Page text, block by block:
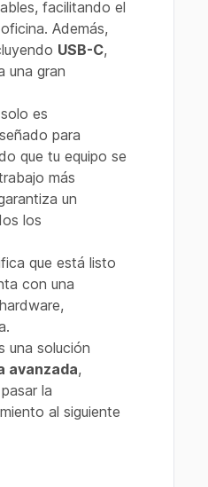
facilitando el
Además,
USB-C,
una gran
es
para
que tu equipo se
más
un
los
que está listo
con una
una solución
avanzada,
la
al siguiente